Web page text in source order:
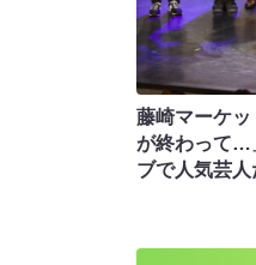
藤崎マーケ
が終わって…
ブで人気芸